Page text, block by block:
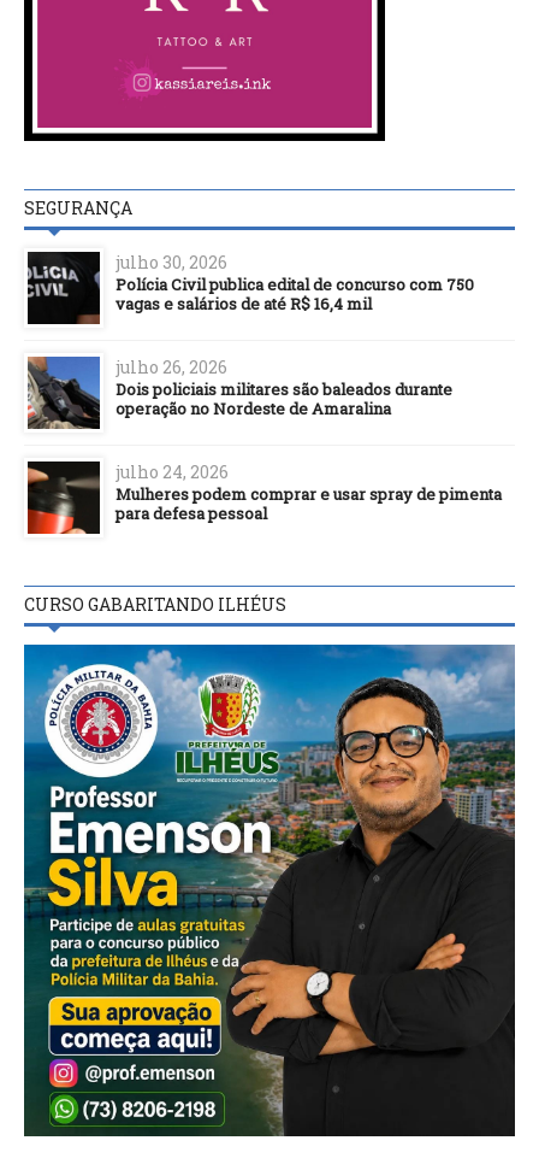
SEGURANÇA
julho 30, 2026
Polícia Civil publica edital de concurso com 750
vagas e salários de até R$ 16,4 mil
julho 26, 2026
Dois policiais militares são baleados durante
operação no Nordeste de Amaralina
julho 24, 2026
Mulheres podem comprar e usar spray de pimenta
para defesa pessoal
CURSO GABARITANDO ILHÉUS